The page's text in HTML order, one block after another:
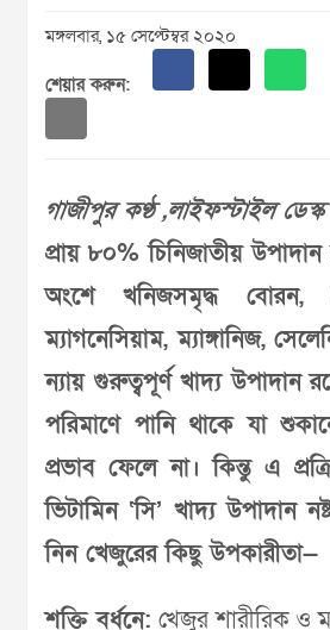
মঙ্গলবার, ১৫ সেপ্টেম্বর ২০২০
শেয়ার করুন:
গাজীপুর কণ্ঠ ,লাইফস্টাইল
প্রায় ৮০% চিনিজাতীয়
অংশে খনিজসমৃদ্ধ বোরন,
ম্যাগনেসিয়াম, ম্যাঙ্গানিজ,
ন্যায় গুরুত্বপূর্ণ খাদ্য উপাদান
পরিমাণে পানি থাকে যা
প্রভাব ফেলে না। কিন্তু এ
ভিটামিন ‘সি’ খাদ্য উপাদান
নিন খেজুরের কিছু উপকারীতা—
শক্তি বর্ধনে: খেজুর শারীরিক ও